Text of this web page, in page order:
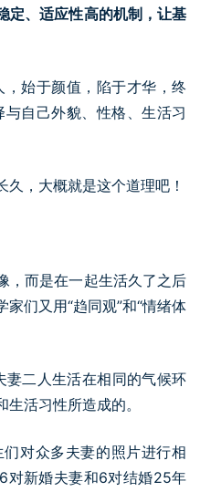
定、适应性高的机制，让基
，始于颜值，陷于才华，终
自己外貌、性格、生活习
，大概就是这个道理吧！
，而是在一起生活久了之后
们又用“趋同观”和“情绪体
妻二人生活在相同的气候环
活习性所造成的。
对众多夫妻的照片进行相
对新婚夫妻和6对结婚25年